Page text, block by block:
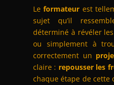
Leformateur est
sujet qu’il
déterminé à révéler
ou simplement à
correctement un
claire : repousser les
chaque étape de cette